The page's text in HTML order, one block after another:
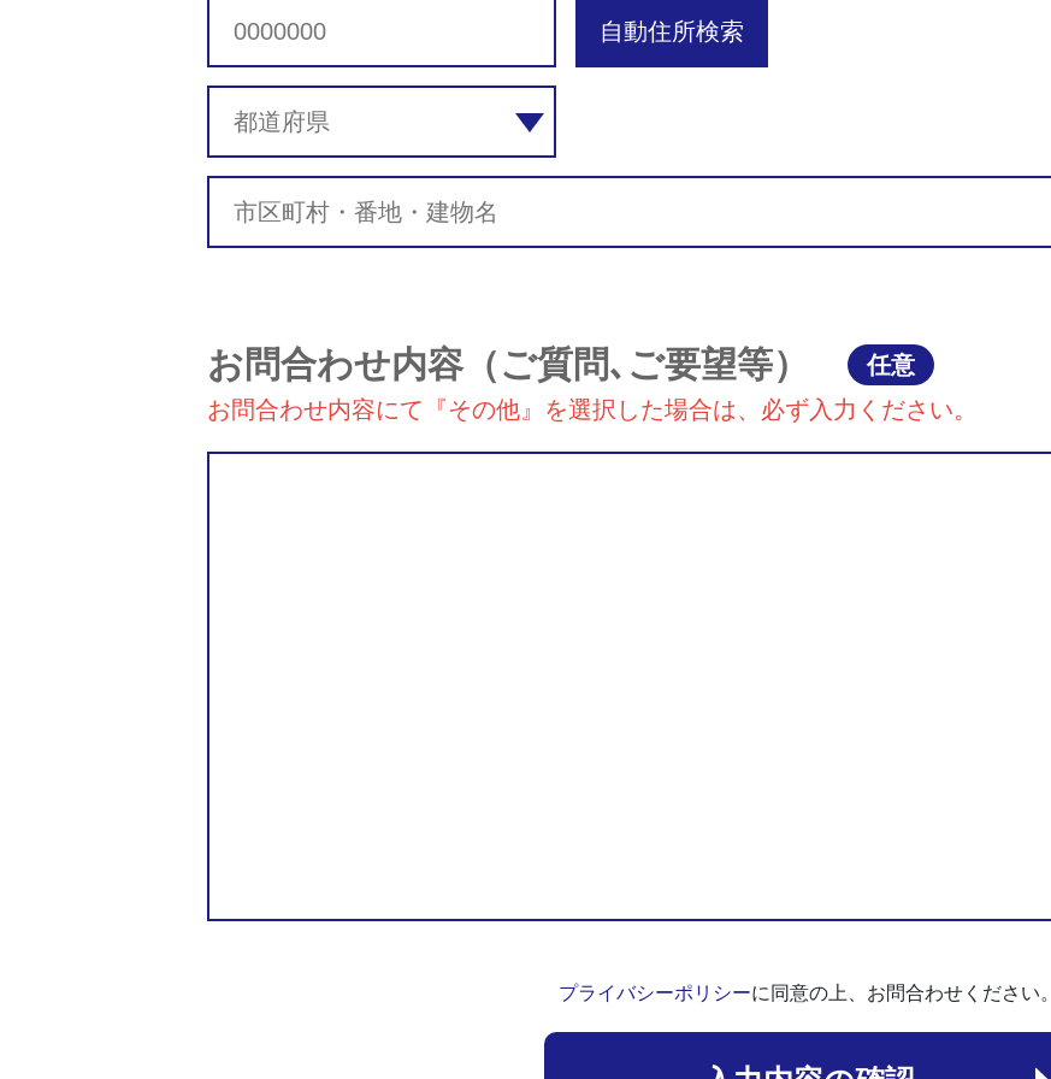
自動住所検索
お問合わせ内容（ご質問､ご要望等）
任意
お問合わせ内容にて『その他』を選択した場合は、必ず入力ください。
プライバシーポリシーに同意の上、お問合わせください。